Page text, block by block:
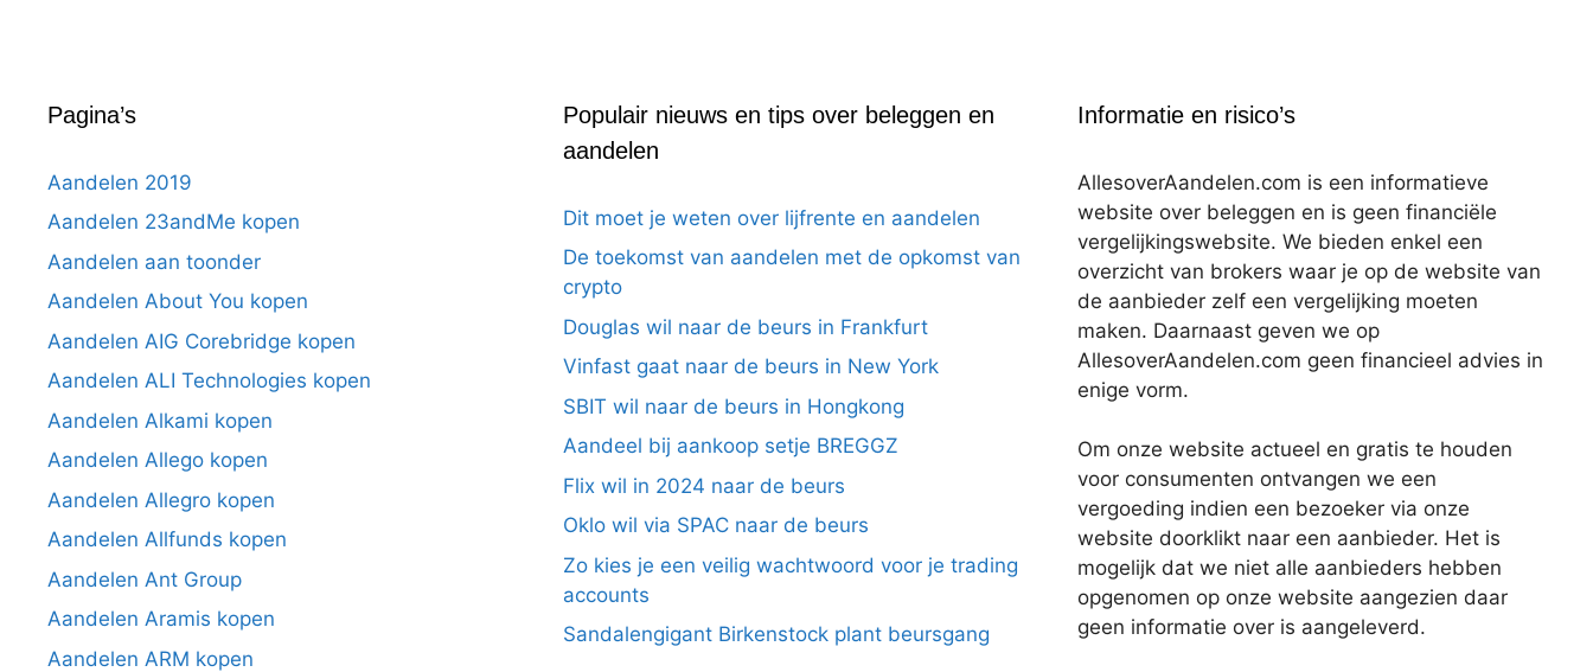
Pagina’s
Aandelen 2019
Aandelen 23andMe kopen
Aandelen aan toonder
Aandelen About You kopen
Aandelen AIG Corebridge kopen
Aandelen ALI Technologies kopen
Aandelen Alkami kopen
Aandelen Allego kopen
Aandelen Allegro kopen
Aandelen Allfunds kopen
Aandelen Ant Group
Aandelen Aramis kopen
Aandelen ARM kopen
Populair nieuws en tips over beleggen en
aandelen
Dit moet je weten over lijfrente en aandelen
De toekomst van aandelen met de opkomst van
crypto
Douglas wil naar de beurs in Frankfurt
Vinfast gaat naar de beurs in New York
SBIT wil naar de beurs in Hongkong
Aandeel bij aankoop setje BREGGZ
Flix wil in 2024 naar de beurs
Oklo wil via SPAC naar de beurs
Zo kies je een veilig wachtwoord voor je trading
accounts
Sandalengigant Birkenstock plant beursgang
Informatie en risico’s
AllesoverAandelen.com is een informatieve
website over beleggen en is geen financiële
vergelijkingswebsite. We bieden enkel een
overzicht van brokers waar je op de website van
de aanbieder zelf een vergelijking moeten
maken. Daarnaast geven we op
AllesoverAandelen.com geen financieel advies in
enige vorm.
Om onze website actueel en gratis te houden
voor consumenten ontvangen we een
vergoeding indien een bezoeker via onze
website doorklikt naar een aanbieder. Het is
mogelijk dat we niet alle aanbieders hebben
opgenomen op onze website aangezien daar
geen informatie over is aangeleverd.